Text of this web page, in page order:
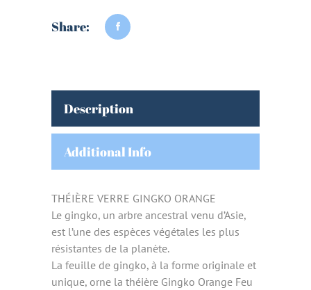
Share:
Description
Additional Info
THÉIÈRE VERRE GINGKO ORANGE
Le gingko, un arbre ancestral venu d’Asie,
est l’une des espèces végétales les plus
résistantes de la planète.
La feuille de gingko, à la forme originale et
unique, orne la théière Gingko Orange Feu